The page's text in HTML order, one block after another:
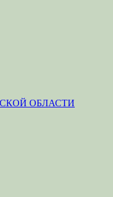
ОБЛАСТИ